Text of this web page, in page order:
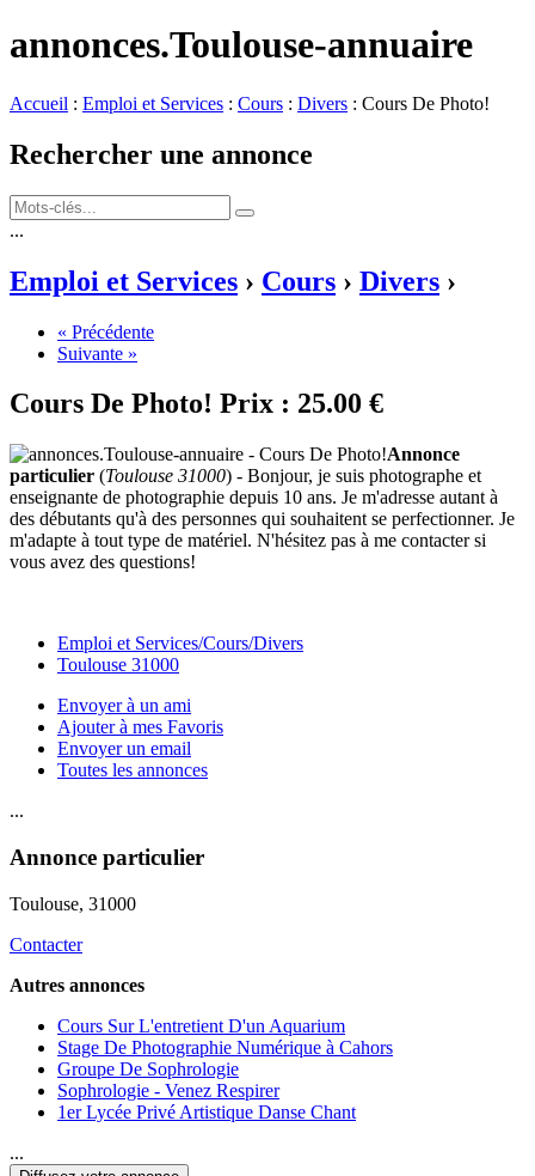
annonces.Toulouse-annuaire
Accueil : Emploi et Services : Cours : Divers : Cours De Photo!
Rechercher une annonce
...
Emploi et Services › Cours › Divers ›
« Précédente
Suivante »
Cours De Photo! Prix : 25.00 €
Annonce
particulier (Toulouse 31000) - Bonjour, je suis photographe et
enseignante de photographie depuis 10 ans. Je m'adresse autant à
des débutants qu'à des personnes qui souhaitent se perfectionner. Je
m'adapte à tout type de matériel. N'hésitez pas à me contacter si
vous avez des questions!
Emploi et Services/Cours/Divers
Toulouse 31000
Envoyer à un ami
Ajouter à mes Favoris
Envoyer un email
Toutes les annonces
...
Annonce particulier
Toulouse, 31000
Contacter
Autres annonces
Cours Sur L'entretient D'un Aquarium
Stage De Photographie Numérique à Cahors
Groupe De Sophrologie
Sophrologie - Venez Respirer
1er Lycée Privé Artistique Danse Chant
...